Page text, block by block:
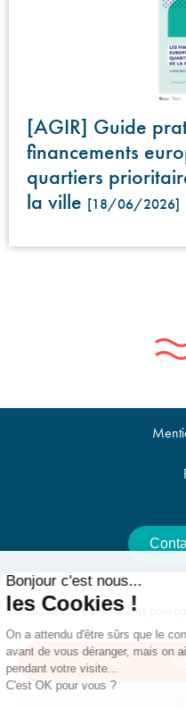
Nous utilisons des cookies pour
[AGIR] Guide
financements
quartiers
la ville [18/06/2026]
25 Avenue de la Croix
Bonjour c'est nous...
les Cookies !
On a attendu d'être sûrs que le
avant de vous déranger, mais
pendant votre visite...
C'est OK pour vous ?